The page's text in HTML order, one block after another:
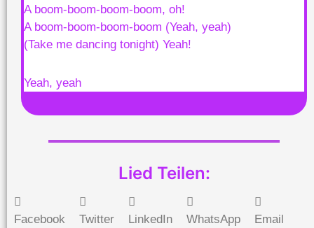
A boom-boom-boom-boom, oh!
A boom-boom-boom-boom (Yeah, yeah)
(Take me dancing tonight) Yeah!
Yeah, yeah
Lied Teilen:
Facebook Twitter LinkedIn WhatsApp Email